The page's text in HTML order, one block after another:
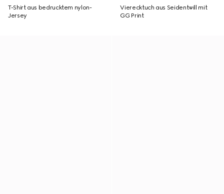
T-Shirt aus bedrucktem nylon-
Jersey
Vierecktuch aus Seidentwill mit
GG Print